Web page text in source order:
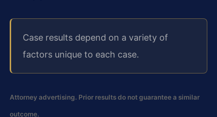
Case results depend on a variety of
factors unique to each case.
Attorney advertising. Prior results do not guarantee a similar
outcome.